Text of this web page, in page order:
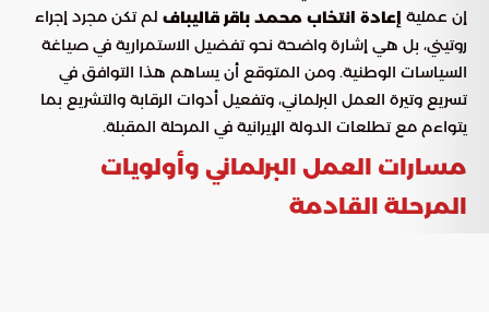
إن عملية إعادة انتخاب محمد باقر قاليباف لم تكن مجرد إجراء
روتيني، بل هي إشارة واضحة نحو تفضيل الاستمرارية في صياغة
السياسات الوطنية. ومن المتوقع أن يساهم هذا التوافق في
تسريع وتيرة العمل البرلماني، وتفعيل أدوات الرقابة والتشريع بما
يتواءم مع تطلعات الدولة الإيرانية في المرحلة المقبلة.
مسارات العمل البرلماني وأولويات
المرحلة القادمة